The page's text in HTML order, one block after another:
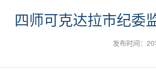
四师可克达拉市纪委
发布时间：